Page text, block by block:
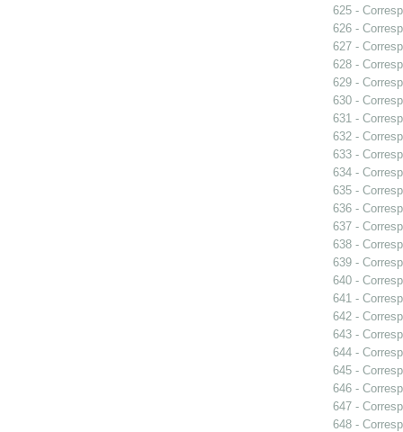
625 -
626 -
627 -
628 -
629 -
630 -
631 -
632 -
633 -
634 -
635 -
636 -
637 -
638 -
639 -
640 -
641 -
642 -
643 -
644 -
645 -
646 -
647 -
648 -